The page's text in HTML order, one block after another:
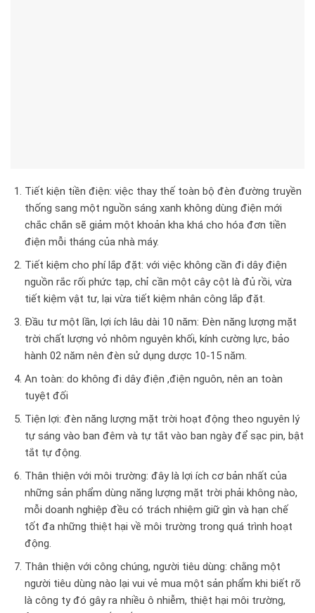
Tiết kiện tiền điện: việc thay thế toàn bộ đèn đường truyền
thống sang một nguồn sáng xanh không dùng điện mới
chắc chắn sẽ giảm một khoản kha khá cho hóa đơn tiền
điện mỗi tháng của nhà máy.
Tiết kiệm cho phí lắp đặt: với việc không cần đi dây điện
nguồn rắc rối phức tạp, chỉ cần một cây cột là đủ rồi, vừa
tiết kiệm vật tư, lại vừa tiết kiệm nhân công lắp đặt.
Đầu tư một lần, lợi ích lâu dài 10 năm: Đèn năng lượng mặt
trời chất lượng vỏ nhôm nguyên khối, kính cường lực, bảo
hành 02 năm nên đèn sử dụng dược 10-15 năm.
An toàn: do không đi dây điện ,điện nguôn, nên an toàn
tuyệt đối
Tiện lợi: đèn năng lượng mặt trời hoạt động theo nguyên lý
tự sáng vào ban đêm và tự tắt vào ban ngày để sạc pin, bật
tắt tự động.
Thân thiện với môi trường: đây là lợi ích cơ bản nhất của
những sản phẩm dùng năng lượng mặt trời phải không nào,
mỗi doanh nghiệp đều có trách nhiệm giữ gìn và hạn chế
tốt đa những thiệt hại về môi trường trong quá trình hoạt
động.
Thân thiện với công chúng, người tiêu dùng: chằng một
người tiêu dùng nào lại vui vẻ mua một sản phẩm khi biết rõ
là công ty đó gây ra nhiều ô nhiễm, thiệt hại môi trường,